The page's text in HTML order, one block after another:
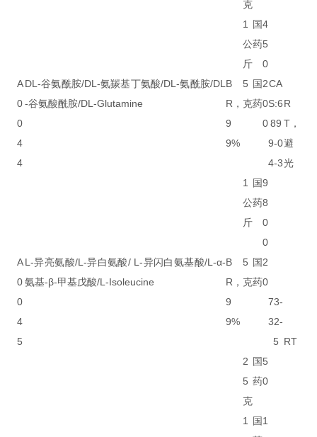
克
1
公
斤
国
药
4
5
0
A
0
0
4
4
DL-谷氨酰胺/DL-氨羰基丁氨酸/DL-氨酰胺/DL
-谷氨酸酰胺/DL-Glutamine
B
R，
9
9%
5
克
国
药
2
0
0
CA
S:6
89
9-0
4-3
R
T，
避
光
1
公
斤
国
药
9
8
0
0
A
0
0
4
5
L-异亮氨酸/L-异白氨酸/ L-异闪白氨基酸/L-α-
氨基-β-甲基戊酸/L-Isoleucine
B
R，
9
9%
5
克
国
药
2
0
73-
32-
5 RT
2
5
克
国
药
5
0
1 国1